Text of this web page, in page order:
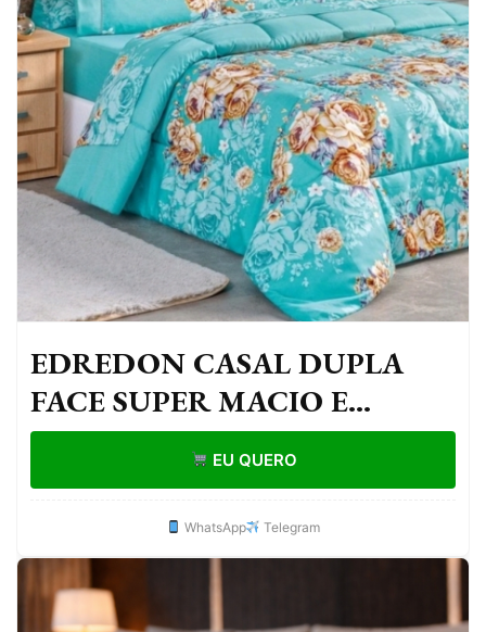
EDREDON CASAL DUPLA
FACE SUPER MACIO E
QUENTINHO AVULSO
(ESTAMPA SORTIDA)
EU QUERO
WhatsApp Telegram